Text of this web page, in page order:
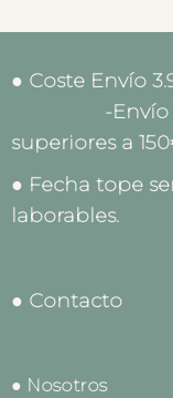
● Coste
-Envío
superiores a
● Fecha tope
laborables.
● Contacto
● Nosotros